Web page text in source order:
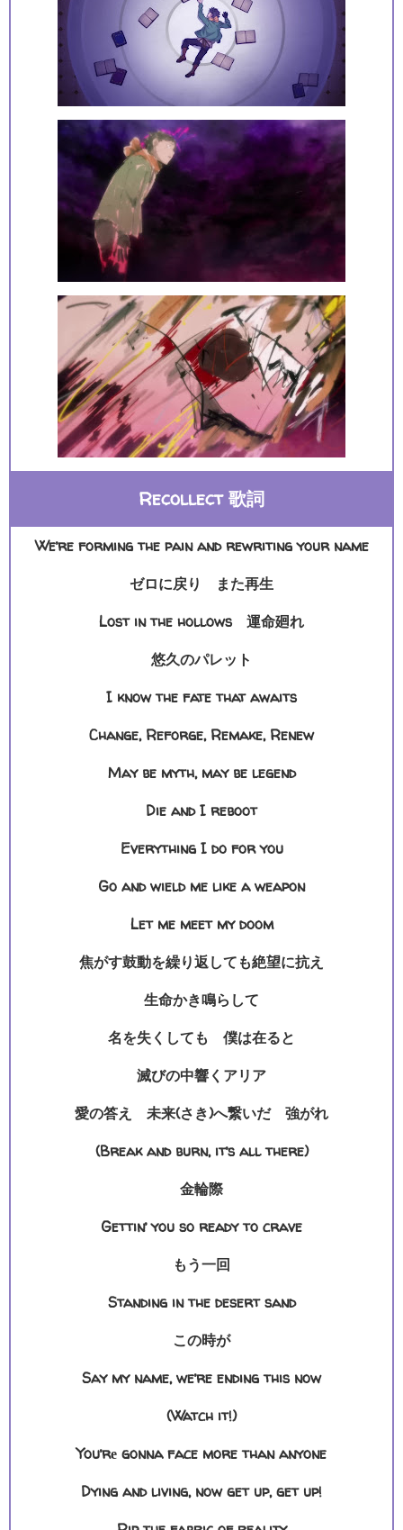
Recollect 歌詞
We’re forming the pain and rewriting your name
ゼロに戻り また再生
Lost in the hollows 運命廻れ
悠久のパレット
I know the fate that awaits
Change, Reforge, Remake, Renew
May be myth, may be legend
Die and I reboot
Everything I do for you
Go and wield me like a weapon
Let me meet my doom
焦がす鼓動を繰り返しても絶望に抗え
生命かき鳴らして
名を失くしても 僕は在ると
滅びの中響くアリア
愛の答え 未来(さき)へ繋いだ 強がれ
(Break and burn, it’s all there)
金輪際
Gettin’ you so ready to crave
もう一回
Standing in the desert sand
この時が
Say my name, we’re ending this now
(Watch it!)
You’rе gonna face more than anyone
Dying and living, now get up, get up!